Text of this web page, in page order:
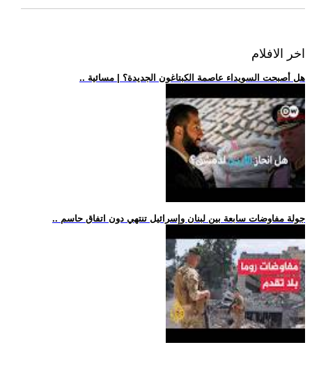
اخر الافلام
.. هل أصبحت السويداء عاصمة الكبتاغون الجديدة؟ | مسائية
.. جولة مفاوضات سابعة بين لبنان وإسرائيل تنتهي دون اتفاق حاسم